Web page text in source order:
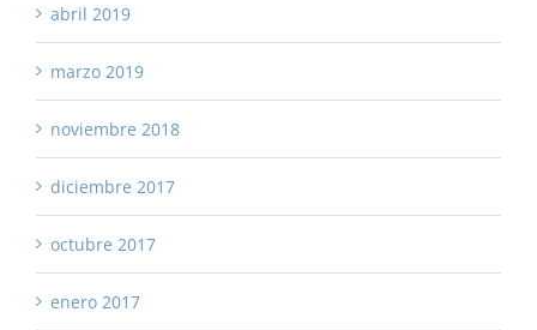
abril 2019
marzo 2019
noviembre 2018
diciembre 2017
octubre 2017
enero 2017